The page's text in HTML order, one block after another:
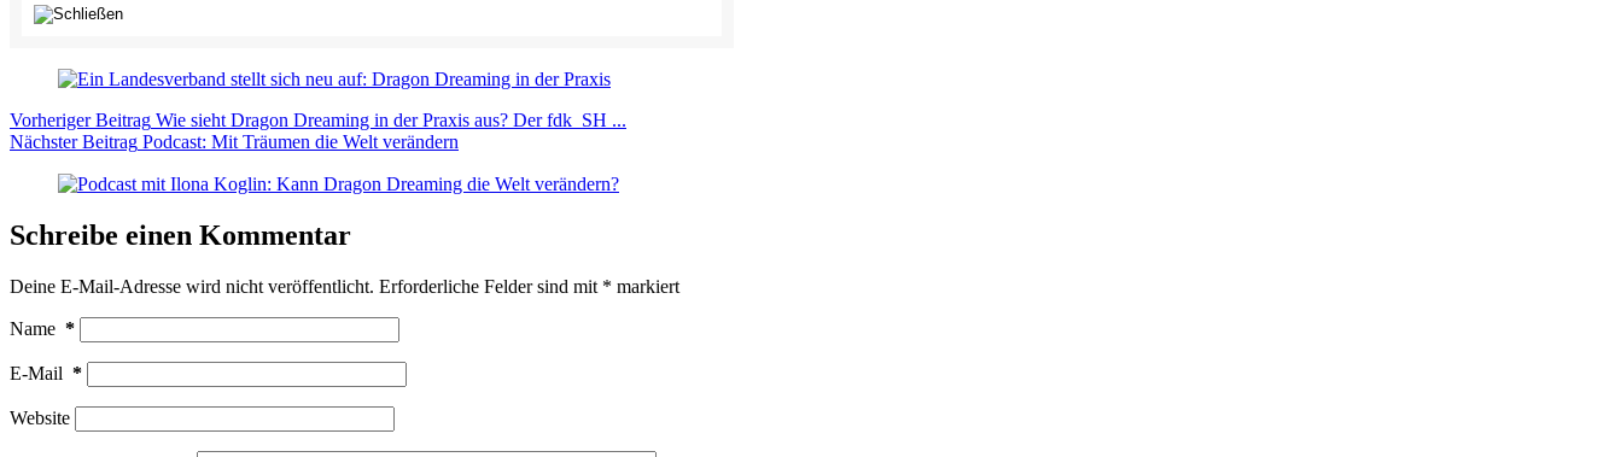
VorherigerBeitrag Wie sieht Dragon Dreaming in der Praxis aus? Der fdk_SH ...
NächsterBeitrag Podcast: Mit Träumen die Welt verändern
Schreibe einen Kommentar
Deine E-Mail-Adresse wird nicht veröffentlicht. Erforderliche Felder sind mit * markiert
Name *
E-Mail *
Website